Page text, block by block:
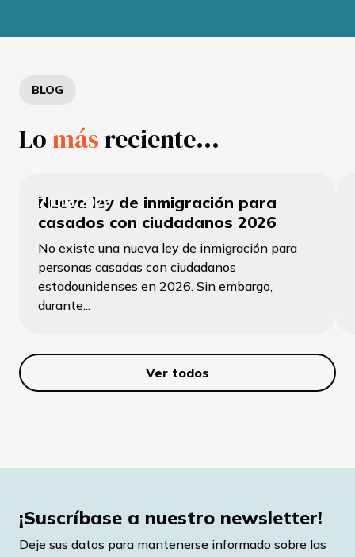
BLOG
Lomásreciente...
7 julio 2026
Nueva ley de inmigración para
casados con ciudadanos 2026
No existe una nueva ley de inmigración para
personas casadas con ciudadanos
estadounidenses en 2026. Sin embargo,
durante...
Ver todos
¡Suscríbase a nuestro newsletter!
Deje sus datos para mantenerse informado sobre las